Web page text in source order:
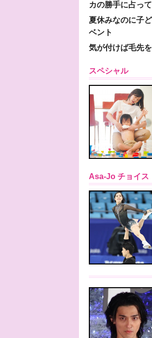
カの勝手に占っ
夏休みなのに子
ベント
気が付けば毛先
スペシャル
Asa-Jo チョイス